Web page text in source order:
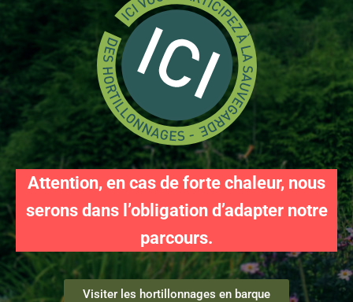
Attention, en cas de forte chaleur, nous
serons dans l’obligation d’adapter notre
parcours.
Visiter les hortillonnages en barque